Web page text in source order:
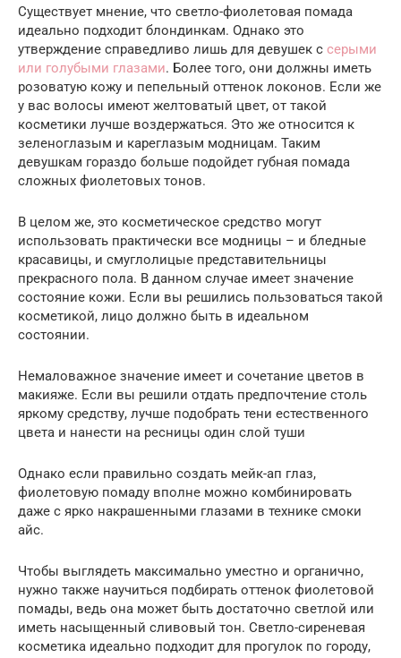
Существует мнение, что светло-фиолетовая помада
идеально подходит блондинкам. Однако это
утверждение справедливо лишь для девушек с серыми
или голубыми глазами. Более того, они должны иметь
розоватую кожу и пепельный оттенок локонов. Если же
у вас волосы имеют желтоватый цвет, от такой
косметики лучше воздержаться. Это же относится к
зеленоглазым и кареглазым модницам. Таким
девушкам гораздо больше подойдет губная помада
сложных фиолетовых тонов.
В целом же, это косметическое средство могут
использовать практически все модницы – и бледные
красавицы, и смуглолицые представительницы
прекрасного пола. В данном случае имеет значение
состояние кожи. Если вы решились пользоваться такой
косметикой, лицо должно быть в идеальном
состоянии.
Немаловажное значение имеет и сочетание цветов в
макияже. Если вы решили отдать предпочтение столь
яркому средству, лучше подобрать тени естественного
цвета и нанести на ресницы один слой туши
Однако если правильно создать мейк-ап глаз,
фиолетовую помаду вполне можно комбинировать
даже с ярко накрашенными глазами в технике смоки
айс.
Чтобы выглядеть максимально уместно и органично,
нужно также научиться подбирать оттенок фиолетовой
помады, ведь она может быть достаточно светлой или
иметь насыщенный сливовый тон. Светло-сиреневая
косметика идеально подходит для прогулок по городу,